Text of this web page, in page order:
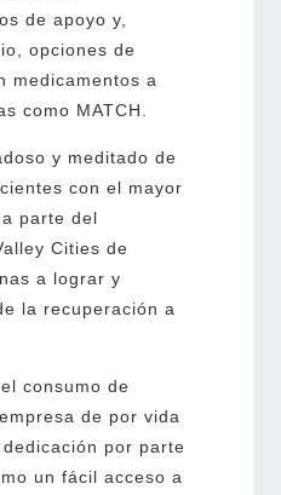
de apoyo y,
opciones de
medicamentos a
como MATCH.
y meditado de
con el mayor
parte del
Cities de
a lograr y
la recuperación a
consumo de
de por vida
por parte
un fácil acceso a